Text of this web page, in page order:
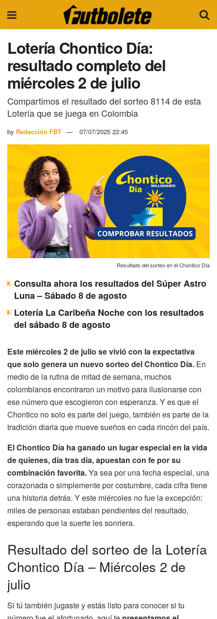
Lotería Chontico Día:
resultado completo del
miércoles 2 de julio
Compartimos el resultado del sorteo 8114 de esta
Lotería que se juega en Colombia
by Redacción FBT 07/07/2025 22:45
Resultado del sorteo en el Chontico Día
Consulta ahora los resultados del Súper Astro
Luna – Sábado 8 de agosto
Lotería La Caribeña Noche con los resultados
del sábado 8 de agosto
Este miércoles 2 de julio se vivió con la expectativa
que solo genera un nuevo sorteo del Chontico Día. En
medio de la rutina de mitad de semana, muchos
colombianos encontraron un motivo para ilusionarse con
ese número que escogieron con esperanza. Y es que el
Chontico no solo es parte del juego, también es parte de la
tradición diaria que mueve sueños en cada rincón del país.
El Chontico Día ha ganado un lugar especial en la vida
de quienes, día tras día, apuestan con fe por su
combinación favorita.Ya sea por una fecha especial, una
corazonada o simplemente por costumbre, cada cifra tiene
una historia detrás. Y este miércoles no fue la excepción:
miles de personas estaban pendientes del resultado,
esperando que la suerte les sonriera.
Resultado del sorteo de la Lotería
Chontico Día – Miércoles 2 de
julio
Si tú también jugaste y estás listo para conocer si tu